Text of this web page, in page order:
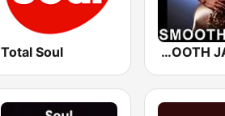
101 SMOOTH JAZZ
Total Soul